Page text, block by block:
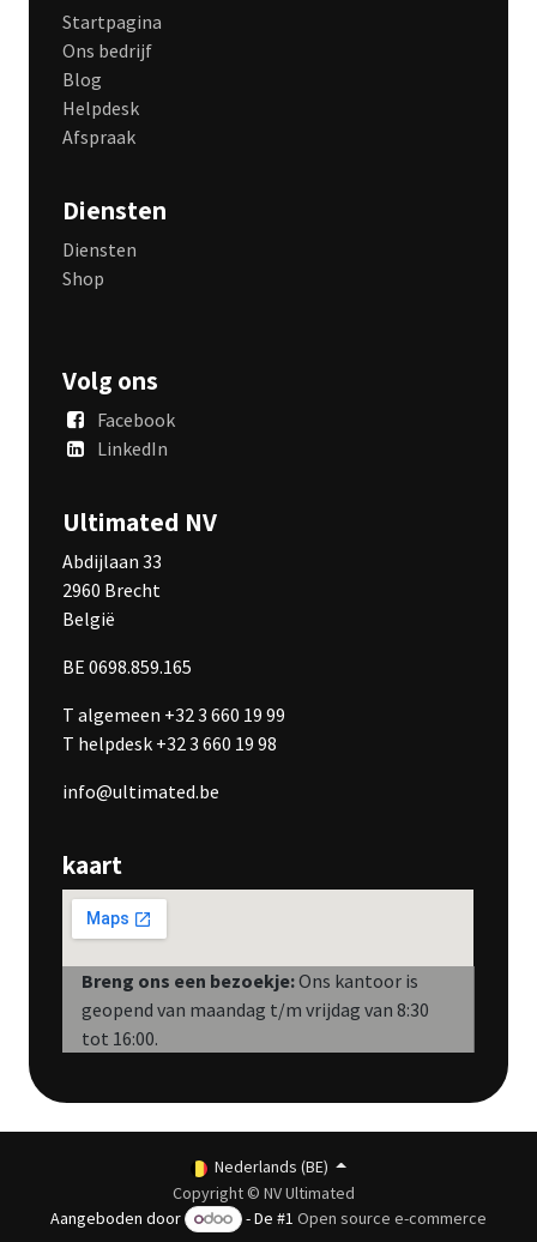
Startpagina
Ons bedrijf
Blog
Helpdesk
Afspraak
Diensten
Diensten
Shop
Volg ons
Facebook
LinkedIn
Ultimated NV
Abdijlaan 33
2960 Brecht
België
BE 0698.859.165
T algemeen +32 3 660 19 99
T helpdesk +32 3 660 19 98
info@ultimated.be
kaart
Breng ons een bezoekje:Ons kantoor is
geopend van maandag t/m vrijdag van 8:30
tot 16:00.
Copyright © NV Ultimated
Nederlands (BE)
Aangeboden door - De #1Open source e-commerce